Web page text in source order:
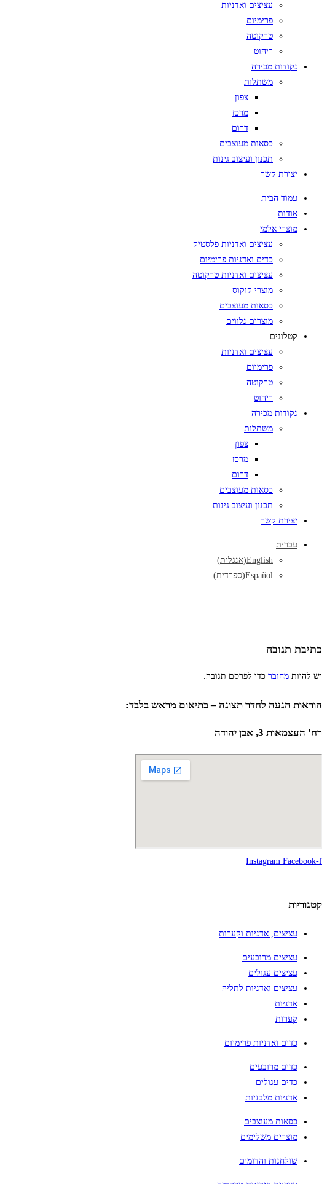
עציצים ואדניות
פרימיום
טרקוטה
ריהוט
נקודות מכירה
משתלות
צפון
מרכז
דרום
כסאות מעוצבים
תכנון ועיצוב גינות
יצירת קשר
עמוד הבית
אודות
מוצרי אלמי
עציצים ואדניות פלסטיק
כדים ואדניות פרימיום
עציצים ואדניות טרקוטה
מוצרי קוקוס
כסאות מעוצבים
מוצרים נלווים
קטלוגים
עציצים ואדניות
פרימיום
טרקוטה
ריהוט
נקודות מכירה
משתלות
צפון
מרכז
דרום
כסאות מעוצבים
תכנון ועיצוב גינות
יצירת קשר
עברית
English
(אנגלית)
Español
(ספרדית)
כתיבת תגובה
יש להיות מחובר כדי לפרסם תגובה.
הוראות הגעה לחדר תצוגה – בתיאום מראש בלבד:
רח' העצמאות 3, אבן יהודה
Instagram Facebook-f
קטגוריות
עציצים, אדניות וקערות
עציצים מרובעים
עציצים עגולים
עציצים ואדניות לתליה
אדניות
קערות
כדים ואדניות פרימיום
כדים מרובעים
כדים עגולים
אדניות מלבניות
כסאות מעוצבים
מוצרים משלימים
שולחנות והדומים